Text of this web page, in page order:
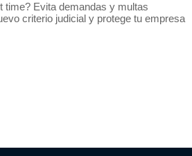
time? Evita demandas y multas
criterio judicial y protege tu empresa